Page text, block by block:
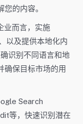
的内容。
业而言，实施
以及提供本地化内
识别不同语言和地
确保目标市场的用
Search
等，快速识别潜在